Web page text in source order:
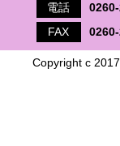
電話
FAX
Copyright c